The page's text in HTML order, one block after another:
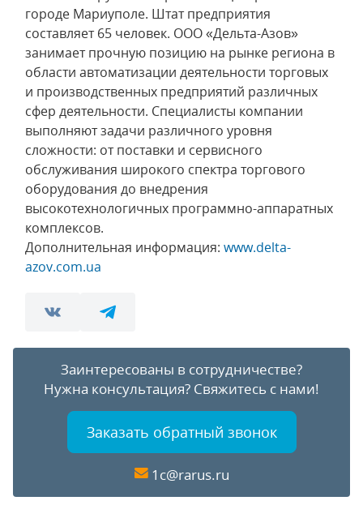
городе Мариуполе. Штат предприятия
составляет 65 человек. ООО «Дельта-Азов»
занимает прочную позицию на рынке региона в
области автоматизации деятельности торговых
и производственных предприятий различных
сфер деятельности. Специалисты компании
выполняют задачи различного уровня
сложности: от поставки и сервисного
обслуживания широкого спектра торгового
оборудования до внедрения
высокотехнологичных программно-аппаратных
комплексов.
Дополнительная информация: www.delta-
azov.com.ua
Заинтересованы в сотрудничестве?
Нужна консультация? Свяжитесь с нами!
Заказать обратный звонок
1c@rarus.ru